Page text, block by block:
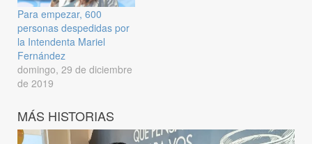
Para empezar, 600
personas despedidas por
la Intendenta Mariel
Fernández
domingo, 29 de diciembre
de 2019
MÁS HISTORIAS